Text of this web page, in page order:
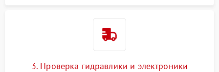
3. Проверка гидравлики и электроники